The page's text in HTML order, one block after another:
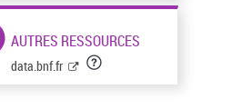
AUTRES RESSOURCES
data.bnf.fr